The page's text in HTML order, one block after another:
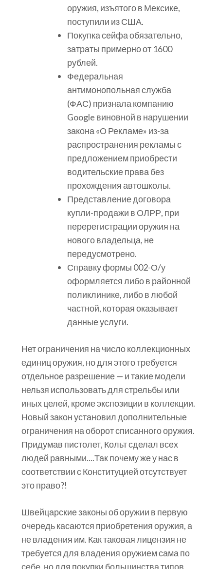
оружия, изъятого в Мексике,
поступили из США.
Покупка сейфа обязательно,
затраты примерно от 1600
рублей.
Федеральная
антимонопольная служба
(ФАС) признала компанию
Google виновной в нарушении
закона «О Рекламе» из-за
распространения рекламы с
предложением приобрести
водительские права без
прохождения автошколы.
Представление договора
купли-продажи в ОЛРР, при
перерегистрации оружия на
нового владельца, не
передусмотрено.
Справку формы 002-О/у
оформляется либо в районной
поликлинике, либо в любой
частной, которая оказывает
данные услуги.
Нет ограничения на число коллекционных
единиц оружия, но для этого требуется
отдельное разрешение — и такие модели
нельзя использовать для стрельбы или
иных целей, кроме экспозиции в коллекции.
Новый закон установил дополнительные
ограничения на оборот списанного оружия.
Придумав пистолет, Кольт сделал всех
людей равными....Так почему же у нас в
соответствии с Конституцией отсутствует
это право?!
Швейцарские законы об оружии в первую
очередь касаются приобретения оружия, а
не владения им. Как таковая лицензия не
требуется для владения оружием сама по
себе, но для покупки большинства типов